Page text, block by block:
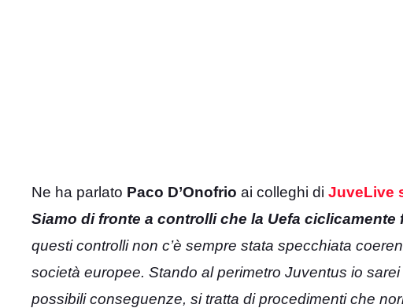
Ne ha parlato Paco D’Onofrio ai colleghi di JuveLive
Siamo di fronte a controlli che la Uefa
questi controlli non c’è sempre stata specchiata
società europee. Stando al perimetro Juventus io
possibili conseguenze, si tratta di procedimenti che